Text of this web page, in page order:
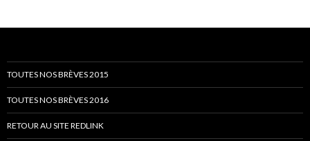
TOUTES NOS BRÈVES 2015
TOUTES NOS BRÈVES 2016
RETOUR AU SITE REDLINK